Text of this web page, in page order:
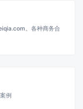
。各种商务合
例